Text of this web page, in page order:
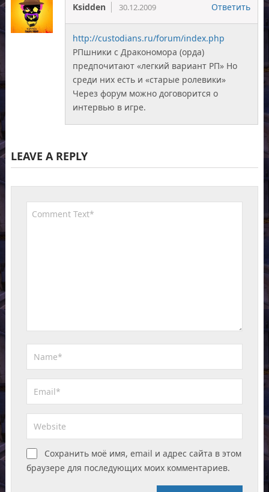
Ksidden 30.12.2009 Ответить
http://custodians.ru/forum/index.php
РПшники с Дракономора (орда)
предпочитают «легкий вариант РП» Но
среди них есть и «старые ролевики»
Через форум можно договорится о
интервью в игре.
LEAVE A REPLY
Сохранить моё имя, email и адрес сайта в этом
браузере для последующих моих комментариев.